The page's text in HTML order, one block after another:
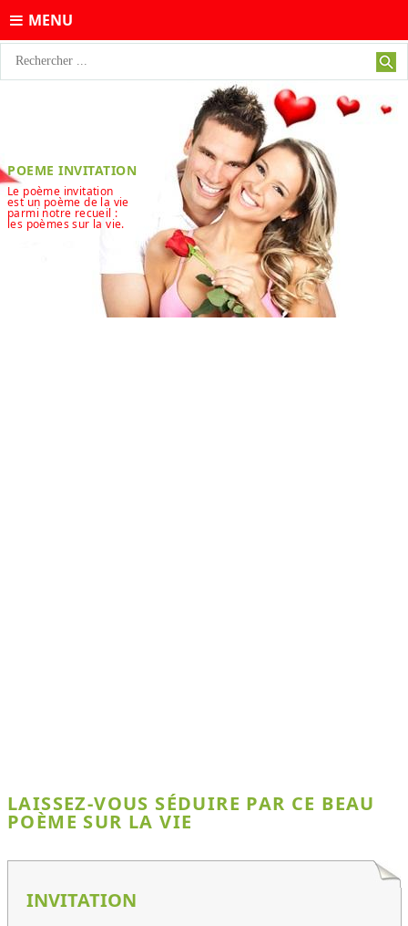
MENU
POEME INVITATION
Le poème invitation
est un poème de la vie
parmi notre recueil :
les poèmes sur la vie.
LAISSEZ-VOUS SÉDUIRE PAR CE BEAU
POÈME SUR LA VIE
INVITATION